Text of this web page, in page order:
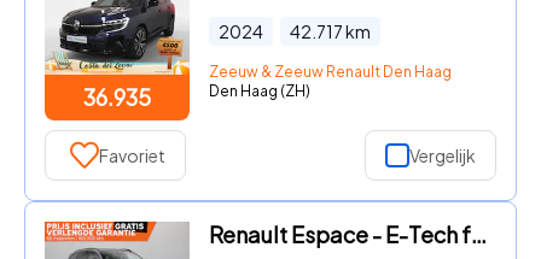
36.935
2024 42.717km
Zeeuw & Zeeuw Renault Den Haag
Den Haag (ZH)
Favoriet Vergelijk
Renault Espace - E-Tech full hybrid 200pk esprit Alpine 5p. | Vijf jaar garan